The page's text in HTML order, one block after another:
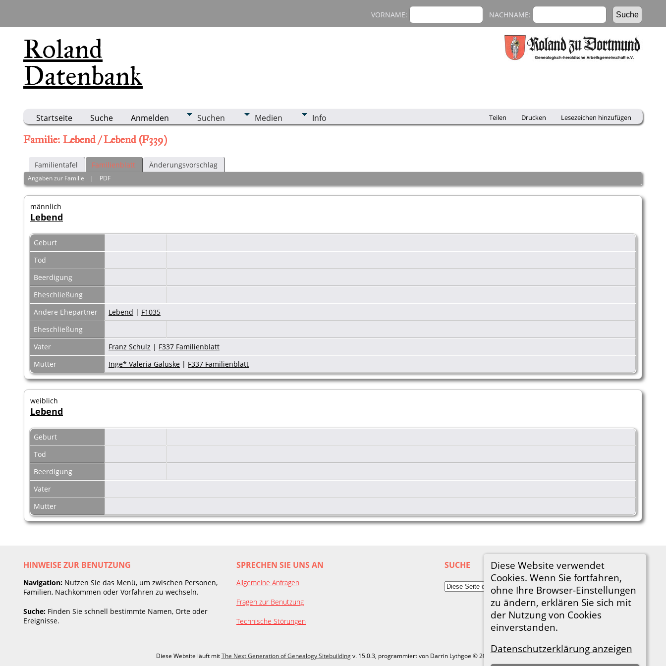
Roland
Datenbank
VORNAME: NACHNAME:
Startseite Suche Anmelden Suchen Medien Info Teilen Drucken Lesezeichen hinzufügen
Diese Website verwendet
Cookies. Wenn Sie fortfahren,
ohne Ihre Browser-Einstellungen
zu ändern, erklären Sie sich mit
der Nutzung von Cookies
einverstanden.
Datenschutzerklärung anzeigen
Familie: Lebend / Lebend (F339)
Familientafel Familienblatt Änderungsvorschlag
Angaben zur Familie | PDF
männlich
Lebend
Geburt
Tod
Beerdigung
Eheschließung
Andere Ehepartner
Lebend | F1035
Eheschließung
Vater
Franz Schulz | F337 Familienblatt
Mutter
Inge* Valeria Galuske | F337 Familienblatt
weiblich
Lebend
Geburt
Tod
Beerdigung
Vater
Mutter
HINWEISE ZUR BENUTZUNG
Navigation: Nutzen Sie das Menü, um zwischen Personen,
Familien, Nachkommen oder Vorfahren zu wechseln.
Suche: Finden Sie schnell bestimmte Namen, Orte oder
Ereignisse.
SPRECHEN SIE UNS AN
Allgemeine Anfragen
Fragen zur Benutzung
Technische Störungen
SUCHE
Diese Website läuft mitThe Next Generation of Genealogy Sitebuildingv. 15.0.3, programmiert von Darrin Lythgoe © 2001-2026.